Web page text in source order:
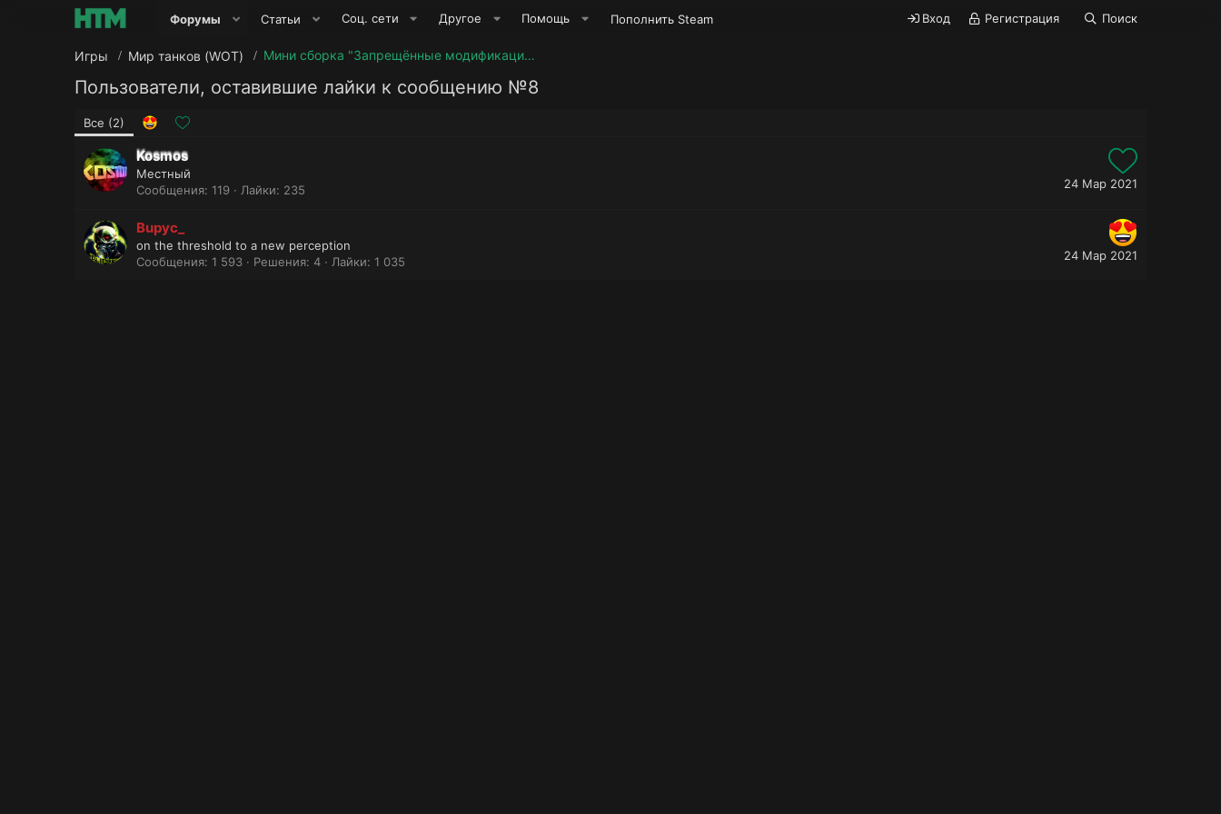
Форумы Статьи Соц. сети Другое Помощь Пополнить Steam Вход Регистрация Поиск
Игры Мир танков (WOT) Мини сборка "Запрещённые модификации" 1.32.х.х
Пользователи, оставившие лайки к сообщению №8
Все (2)
24 Мар 2021
Kosmos
Местный
Сообщения 119 Лайки 235
24 Мар 2021
Bupyc_
on the threshold to a new perception
Сообщения 1 593 Решения 4 Лайки 1 035